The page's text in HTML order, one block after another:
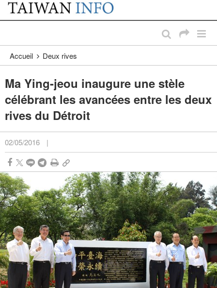
Passer au contenu principal
:::
Accueil Deux rives
Ma Ying-jeou inaugure une stèle
célébrant les avancées entre les deux
rives du Détroit
02/05/2016 |